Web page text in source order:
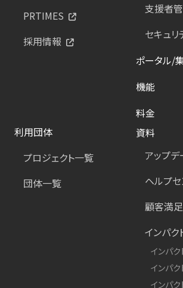
PRTIMES
採用情報
支援者
セキュリ
ポータル/
機能
料金
利用団体
プロジェクト一覧
団体一覧
資料
アップデ
ヘルプ
顧客満足
インパク
インパ
インパ
インパ